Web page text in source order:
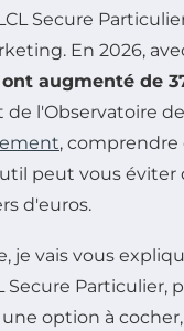
Secure
En 2026,
augmenté de
l'Observatoire
, comprendre
peut vous éviter
d'euros.
je vais vous
Secure Particulier,
option à